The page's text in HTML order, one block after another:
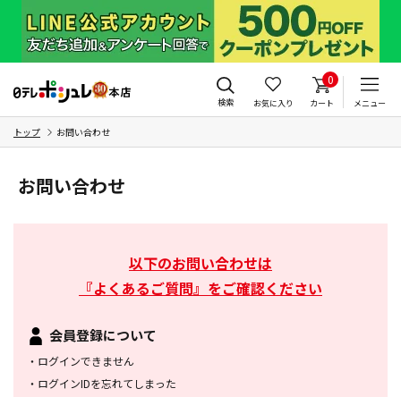
検索 お気に入り
0
カート メニュー
トップ お問い合わせ
お問い合わせ
以下のお問い合わせは
『よくあるご質問』をご確認ください
会員登録について
・ ログインできません
・ ログインIDを忘れてしまった